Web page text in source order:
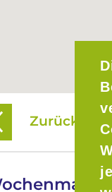
Zurück zur